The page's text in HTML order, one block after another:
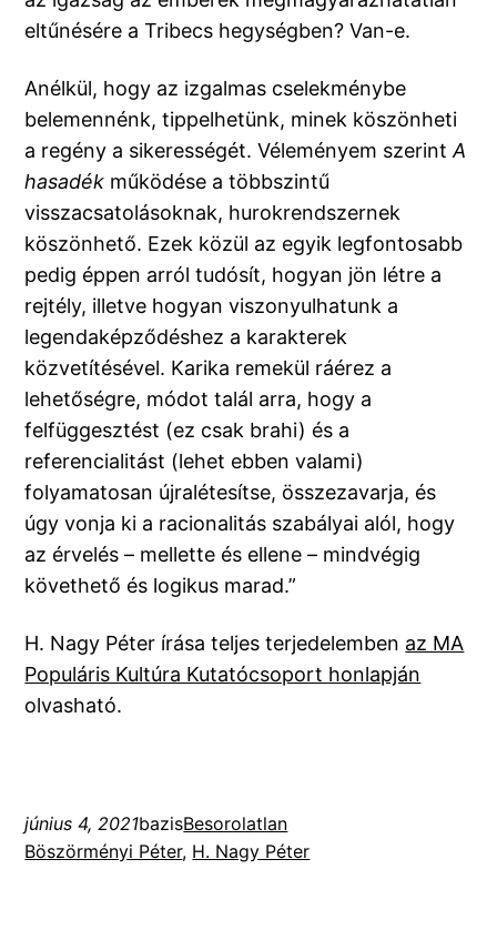
eltűnésére a Tribecs hegységben? Van-e.
Anélkül, hogy az izgalmas cselekménybe
belemennénk, tippelhetünk, minek köszönheti
a regény a sikerességét. Véleményem szerintA
hasadék működése a többszintű
visszacsatolásoknak, hurokrendszernek
köszönhető. Ezek közül az egyik legfontosabb
pedig éppen arról tudósít, hogyan jön létre a
rejtély, illetve hogyan viszonyulhatunk a
legendaképződéshez a karakterek
közvetítésével. Karika remekül ráérez a
lehetőségre, módot talál arra, hogy a
felfüggesztést (ez csak brahi) és a
referencialitást (lehet ebben valami)
folyamatosan újralétesítse, összezavarja, és
úgy vonja ki a racionalitás szabályai alól, hogy
az érvelés – mellette és ellene – mindvégig
követhető és logikus marad.”
H. Nagy Péter írása teljes terjedelemben az MA
Populáris Kultúra Kutatócsoport honlapján
olvasható.
június 4, 2021bazisBesorolatlan
Böszörményi Péter, H. Nagy Péter